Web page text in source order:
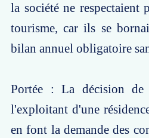
la société ne
tourisme, car ils se
bilan annuel obligatoire
Portée : La décision
l'exploitant d'une
en font la demande des